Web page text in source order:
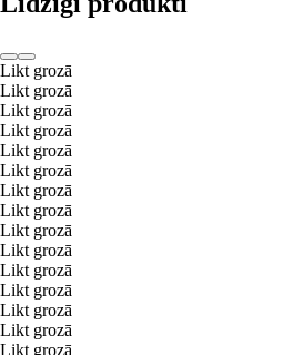
Likt grozā
Likt grozā
Likt grozā
Likt grozā
Likt grozā
Likt grozā
Likt grozā
Likt grozā
Likt grozā
Likt grozā
Likt grozā
Likt grozā
Likt grozā
Likt grozā
Likt grozā